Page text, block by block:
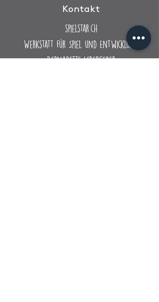
Kontakt
spielstar.ch
Werkstatt für Spiel und Entwicklung
Bernadette Ledergeber